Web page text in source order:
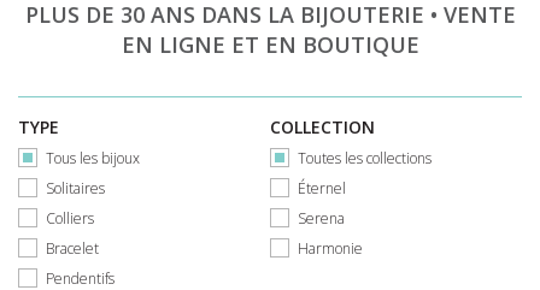
PLUS DE 30 ANS DANS LA BIJOUTERIE • VENTE
EN LIGNE ET EN BOUTIQUE
TYPE
Tous les bijoux
Solitaires
Colliers
Bracelet
Pendentifs
COLLECTION
Toutes les collections
Éternel
Serena
Harmonie